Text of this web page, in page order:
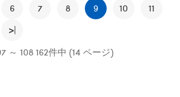
6 7 8 9 10
11
>|
～ 108 162件中 (14 ページ)